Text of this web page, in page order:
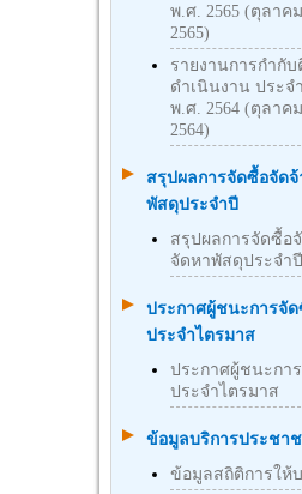
พ.ศ. 2565 (ตุลาค
2565)
รายงานการกำกั
ดำเนินงาน ประ
พ.ศ. 2564 (ตุลาค
2564)
สรุปผลการจัดซื้อจัดจ้
พัสดุประจำปี
สรุปผลการจัดซื้อ
จัดหาพัสดุประจำปี
ประกาศผู้ชนะการจัด
ประจำไตรมาส
ประกาศผู้ชนะกา
ประจำไตรมาส
ข้อมูลบริการประชา
ข้อมูลสถิติการให้